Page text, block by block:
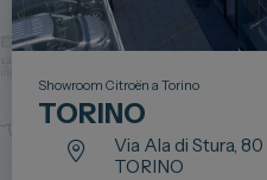
Showroom Citroën a Torino
TORINO
Via Ala di Stura, 80
TORINO